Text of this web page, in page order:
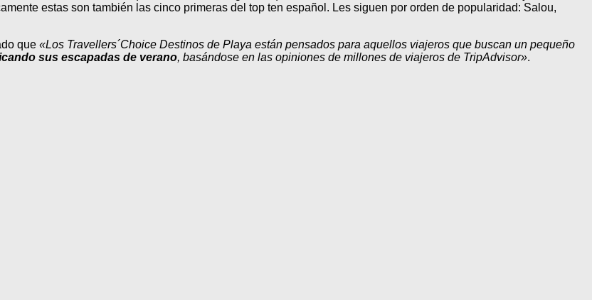
estas son también las cinco primeras del top ten español. Les siguen por orden de popularidad: Salou,
que «Los Travellers´Choice Destinos de Playa están pensados para aquellos viajeros que buscan un pequeño
sus escapadas de verano, basándose en las opiniones de millones de viajeros de TripAdvisor».